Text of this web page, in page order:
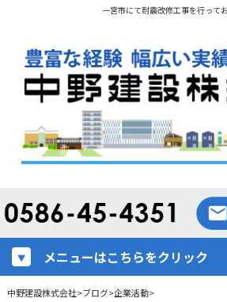
一宮市にて耐震改修工事を行って
メニューはこちらをクリック
中野建設株式会社>ブログ>企業活動>